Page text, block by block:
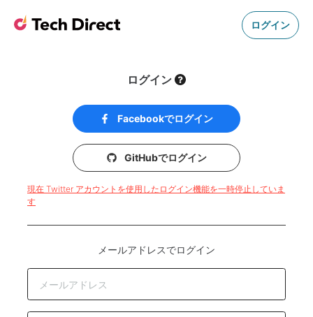
ログイン
ログイン
Facebookでログイン
GitHubでログイン
現在 Twitter アカウントを使用したログイン機能を一時停止していま
す
メールアドレスでログイン